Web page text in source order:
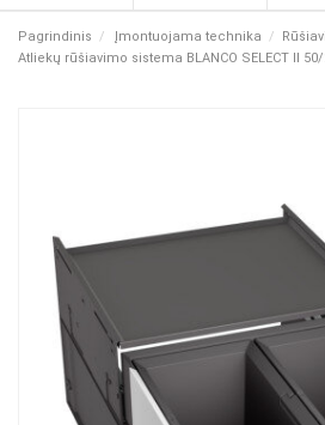
Pagrindinis Įmontuojama technika
Atliekų rūšiavimo sistema BLANCO SELECT II 50/